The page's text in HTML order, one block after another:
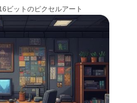
ビットのピクセルアート